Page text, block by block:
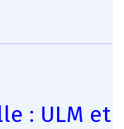
: ULM et